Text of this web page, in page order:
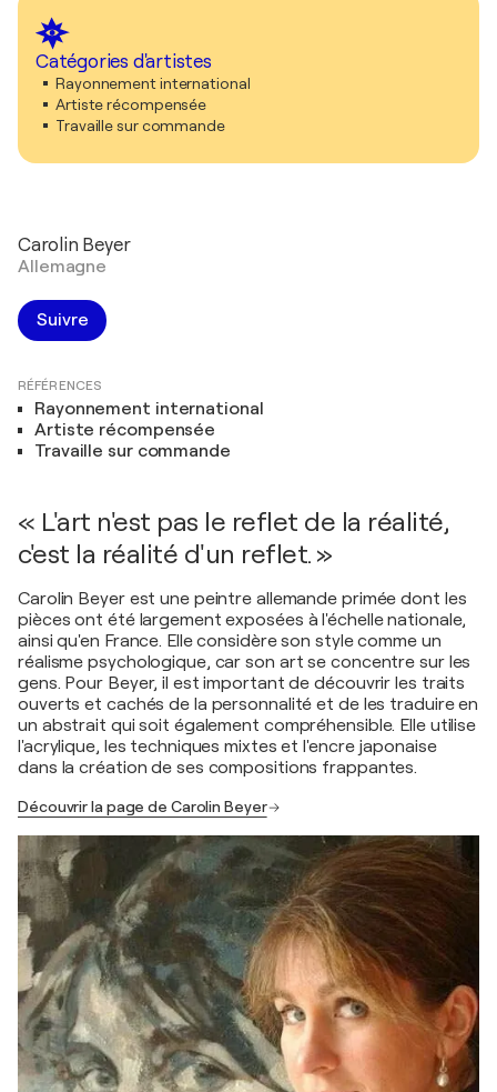
Catégories d'artistes
Rayonnement international
Artiste récompensée
Travaille sur commande
Carolin Beyer
Allemagne
Suivre
RÉFÉRENCES
Rayonnement international
Artiste récompensée
Travaille sur commande
« L'art n'est pas le reflet de la réalité,
c'est la réalité d'un reflet. »
Carolin Beyer est une peintre allemande primée dont les
pièces ont été largement exposées à l'échelle nationale,
ainsi qu'en France. Elle considère son style comme un
réalisme psychologique, car son art se concentre sur les
gens. Pour Beyer, il est important de découvrir les traits
ouverts et cachés de la personnalité et de les traduire en
un abstrait qui soit également compréhensible. Elle utilise
l'acrylique, les techniques mixtes et l'encre japonaise
dans la création de ses compositions frappantes.
Découvrir la page de Carolin Beyer